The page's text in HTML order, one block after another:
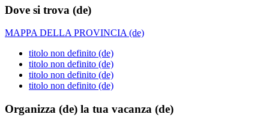
Dove si trova (de)
MAPPA DELLA PROVINCIA (de)
titolo non definito (de)
titolo non definito (de)
titolo non definito (de)
titolo non definito (de)
Organizza (de) la tua vacanza (de)